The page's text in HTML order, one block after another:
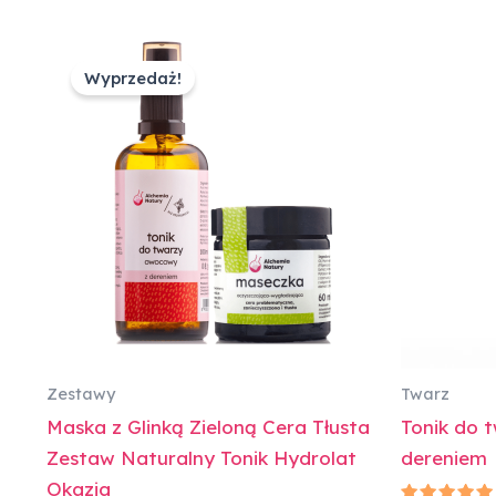
Wyprzedaż!
Zestawy
Maska z Glinką Zieloną Cera Tłusta
Zestaw Naturalny Tonik Hydrolat
Okazja
Pierwotna
cena
wynosiła:
86,00 zł.
wynosi:
Twarz
Tonik do
dereniem